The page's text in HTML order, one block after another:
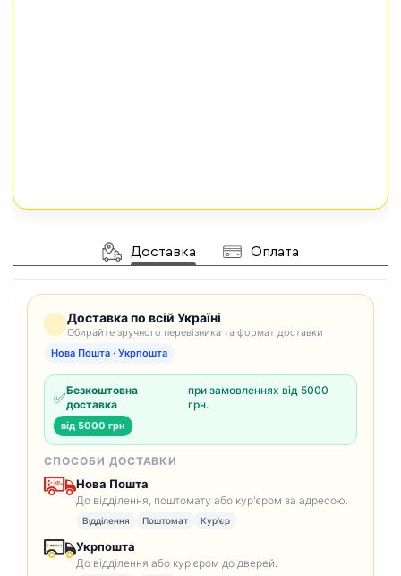
Доставка Оплата
Доставка по всій Україні
Обирайте зручного перевізника та формат доставки
Нова Пошта · Укрпошта
✅Безкоштовна
доставка
при замовленнях від 5000
грн.
від 5000 грн
СПОСОБИ ДОСТАВКИ
Нова Пошта
До відділення, поштомату або кур'єром за адресою.
Відділення Поштомат Кур'єр
Укрпошта
До відділення або кур'єром до дверей.